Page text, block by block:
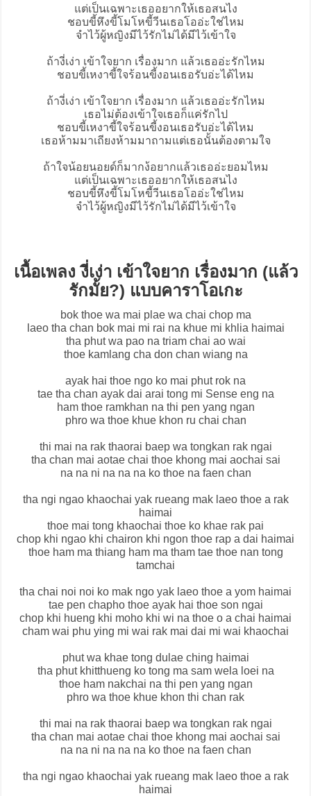
แต่เป็นเฉพาะเธออยากให้เธอสนไง
ชอบขี้หึงขี้โมโหขี้วีนเธอโออ่ะใช่ไหม
จำไว้ผู้หญิงมีไว้รักไม่ได้มีไว้เข้าใจ
ถ้างี่เง่า เข้าใจยาก เรื่องมาก แล้วเธออ่ะรักไหม
ชอบขี้เหงาขี้ใจร้อนขี้งอนเธอรับอ่ะได้ไหม
ถ้างี่เง่า เข้าใจยาก เรื่องมาก แล้วเธออ่ะรักไหม
เธอไม่ต้องเข้าใจเธอก็แค่รักไป
ชอบขี้เหงาขี้ใจร้อนขี้งอนเธอรับอ่ะได้ไหม
เธอห้ามมาเถียงห้ามมาถามแต่เธอนั้นต้องตามใจ
ถ้าใจน้อยนอยด์ก็มากง้อยากแล้วเธออ่ะยอมไหม
แต่เป็นเฉพาะเธออยากให้เธอสนไง
ชอบขี้หึงขี้โมโหขี้วีนเธอโออ่ะใช่ไหม
จำไว้ผู้หญิงมีไว้รักไม่ได้มีไว้เข้าใจ
เนื้อเพลง งี่เง่า เข้าใจยาก เรื่องมาก (แล้ว
รักมั้ย?) แบบคาราโอเกะ
bok thoe wa mai plae wa chai chop ma
laeo tha chan bok mai mi rai na khue mi khlia haimai
tha phut wa pao na triam chai ao wai
thoe kamlang cha don chan wiang na
ayak hai thoe ngo ko mai phut rok na
tae tha chan ayak dai arai tong mi Sense eng na
ham thoe ramkhan na thi pen yang ngan
phro wa thoe khue khon ru chai chan
thi mai na rak thaorai baep wa tongkan rak ngai
tha chan mai aotae chai thoe khong mai aochai sai
na na ni na na na ko thoe na faen chan
tha ngi ngao khaochai yak rueang mak laeo thoe a rak
haimai
thoe mai tong khaochai thoe ko khae rak pai
chop khi ngao khi chairon khi ngon thoe rap a dai haimai
thoe ham ma thiang ham ma tham tae thoe nan tong
tamchai
tha chai noi noi ko mak ngo yak laeo thoe a yom haimai
tae pen chapho thoe ayak hai thoe son ngai
chop khi hueng khi moho khi wi na thoe o a chai haimai
cham wai phu ying mi wai rak mai dai mi wai khaochai
phut wa khae tong dulae ching haimai
tha phut khitthueng ko tong ma sam wela loei na
thoe ham nakchai na thi pen yang ngan
phro wa thoe khue khon thi chan rak
thi mai na rak thaorai baep wa tongkan rak ngai
tha chan mai aotae chai thoe khong mai aochai sai
na na ni na na na ko thoe na faen chan
tha ngi ngao khaochai yak rueang mak laeo thoe a rak
haimai